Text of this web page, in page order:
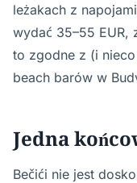
leżakach z
wydać 35–55 EUR,
to zgodne z (i
beach barów w
Jedna
Bečići nie jest